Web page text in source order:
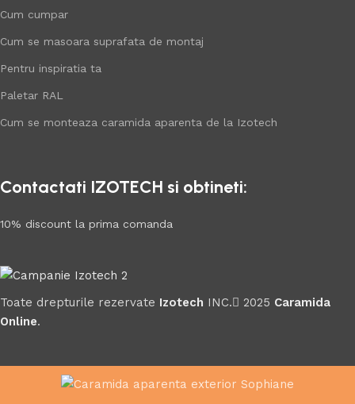
Cum cumpar
Cum se masoara suprafata de montaj
Pentru inspiratia ta
Paletar RAL
Cum se monteaza caramida aparenta de la Izotech
Contactati IZOTECH si obtineti:
10% discount la prima comanda
Toate drepturile rezervate Izotech INC. 2025 Caramida
Online.